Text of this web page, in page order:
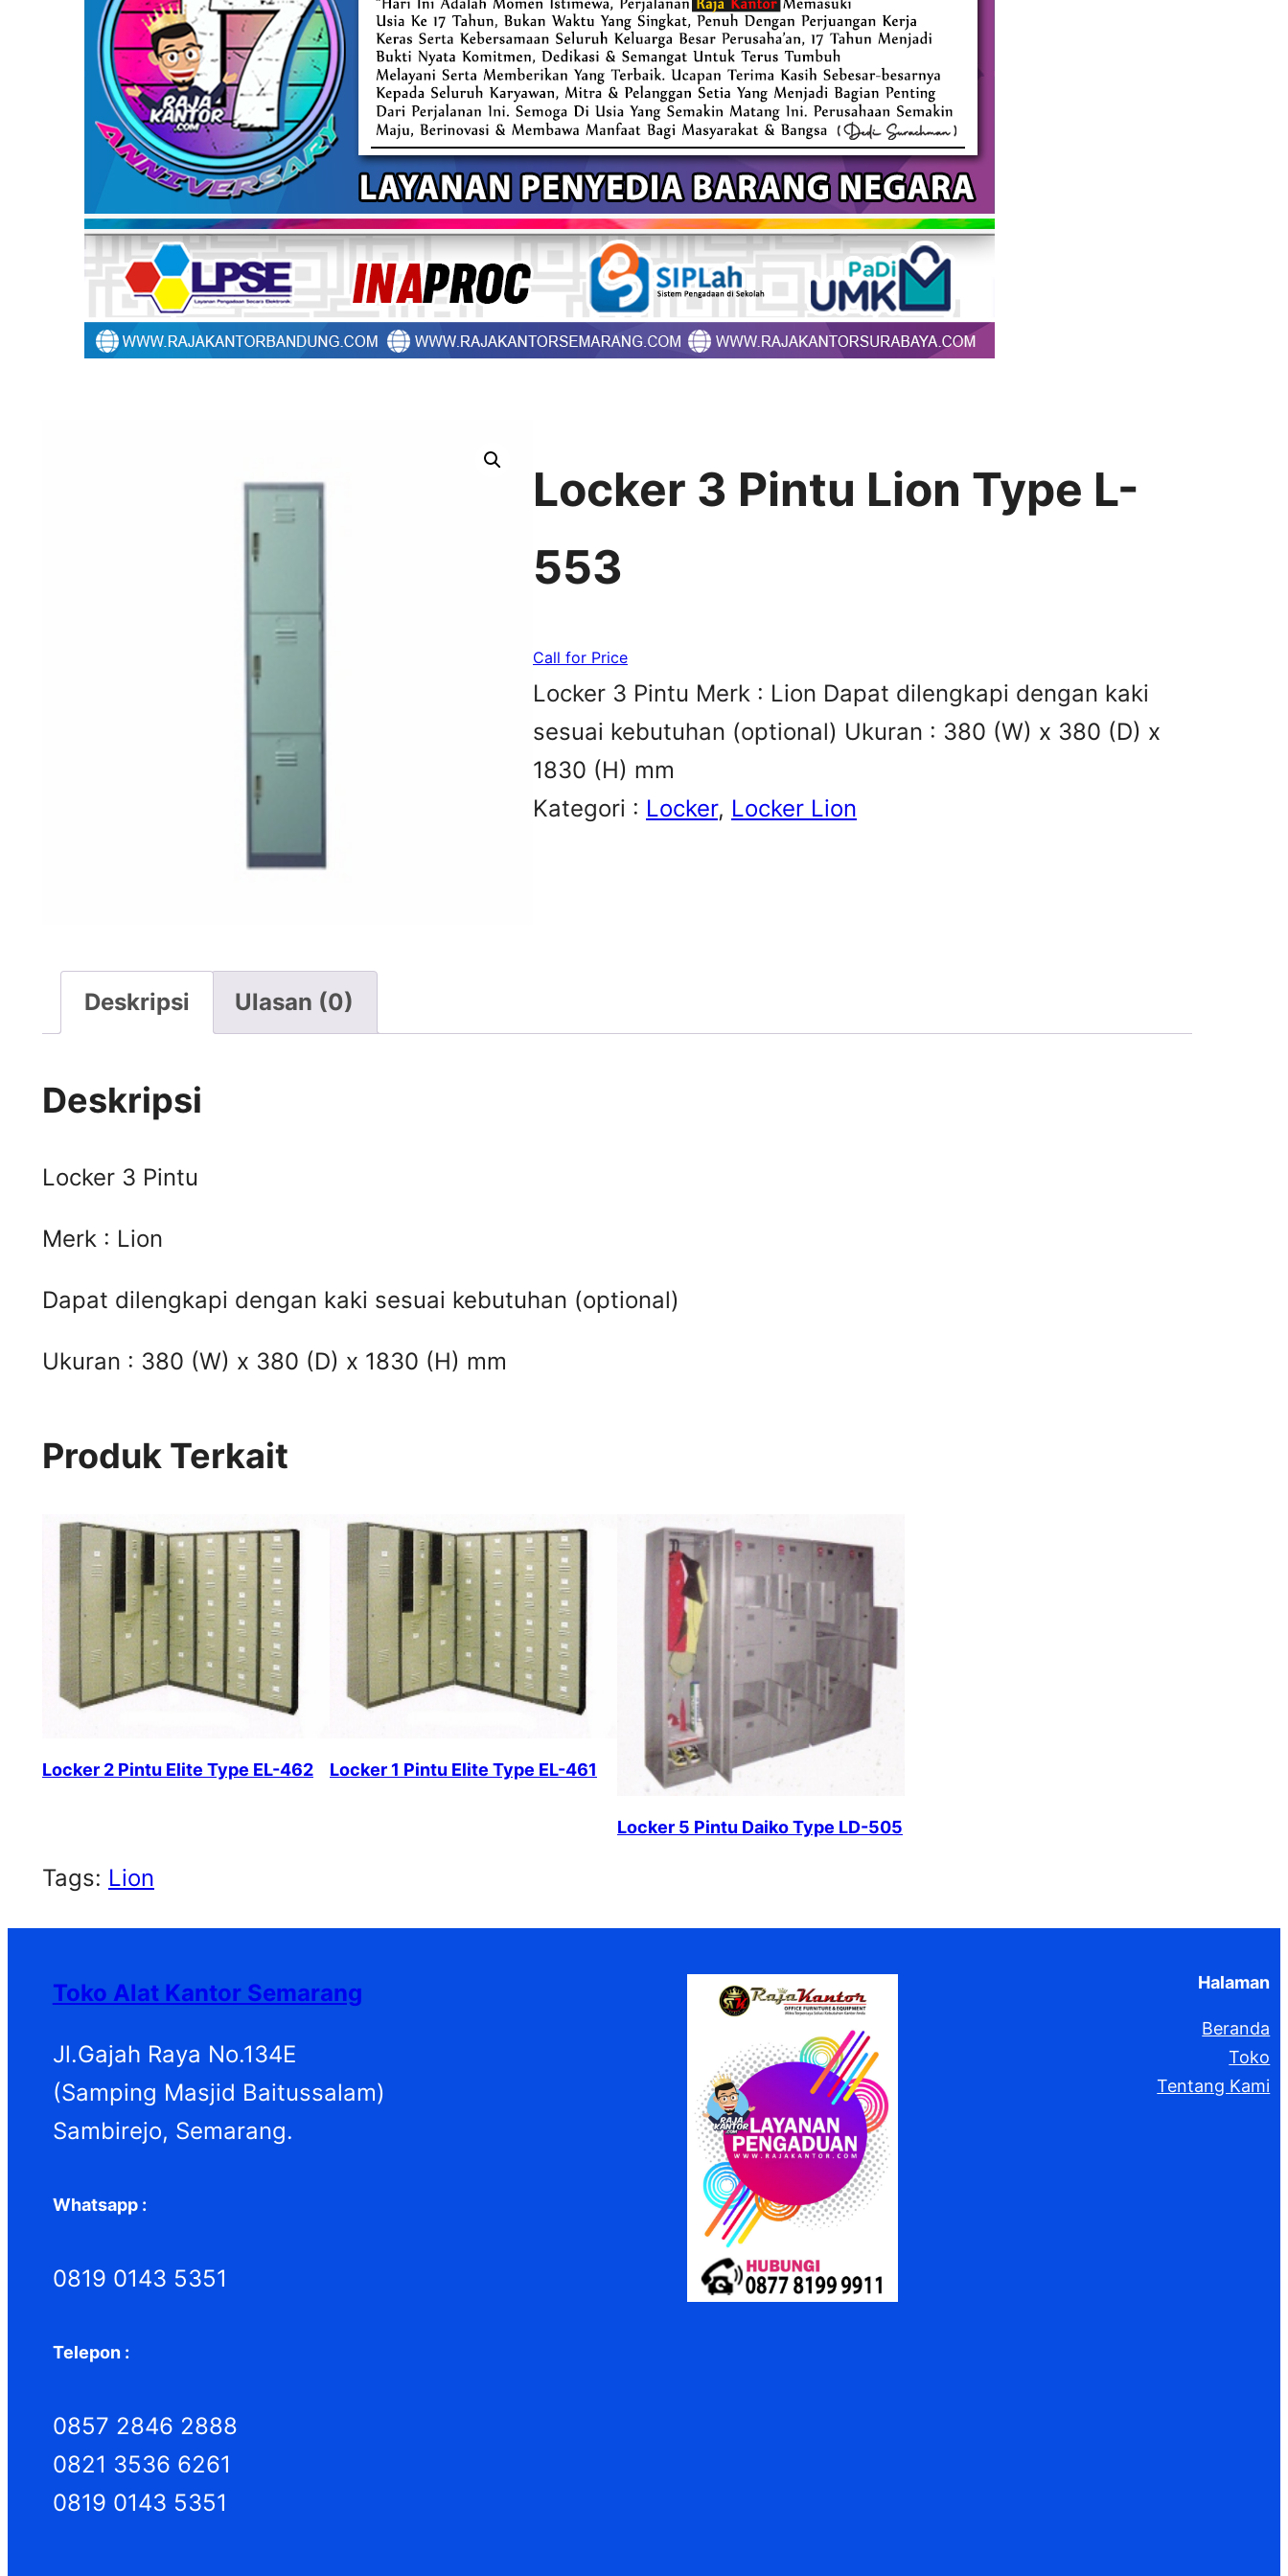
Locker 3 Pintu Lion Type L-
553
Call for Price
Locker 3 Pintu Merk : Lion Dapat dilengkapi dengan kaki
sesuai kebutuhan (optional) Ukuran : 380 (W) x 380 (D) x
1830 (H) mm
Kategori : Locker, Locker Lion
Deskripsi Ulasan (0)
Deskripsi
Locker 3 Pintu
Merk : Lion
Dapat dilengkapi dengan kaki sesuai kebutuhan (optional)
Ukuran : 380 (W) x 380 (D) x 1830 (H) mm
Produk Terkait
Locker 2 Pintu Elite Type EL-462 Locker 1 Pintu Elite Type EL-461
Locker 5 Pintu Daiko Type LD-505
Tags: Lion
Toko Alat Kantor Semarang
Jl.Gajah Raya No.134E
(Samping Masjid Baitussalam)
Sambirejo, Semarang.
Whatsapp :
0819 0143 5351
Telepon :
0857 2846 2888
0821 3536 6261
0819 0143 5351
Halaman
Beranda
Toko
Tentang Kami